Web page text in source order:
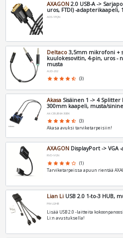
AXAGON 2.0 USB-A ->
uros, FTDI) -adapterikaapeli,
ADS-1PQN
Deltaco 3,5mm mikrofoni +
kuulokesovitin, 4-pin, uros -
musta
AUD-202
star star star star star_half (3)
Akasa Sisäinen 1 -> 4 Splitter
300mm kaapeli, musta/
AK-CBUB64-30BK
star star star star star_half (3)
Akasa avuksi tarviketarpeisiin!
AXAGON DisplayPort -> VGA
RVD-VGN
star star star star star_border (1)
Tarviketarpeissa apuun rientää
Lian Li USB 2.0 1-to-3 HUB,
PW-U2HB
Lisää USB 2.0 -laitteita
Li:n avustuksella!